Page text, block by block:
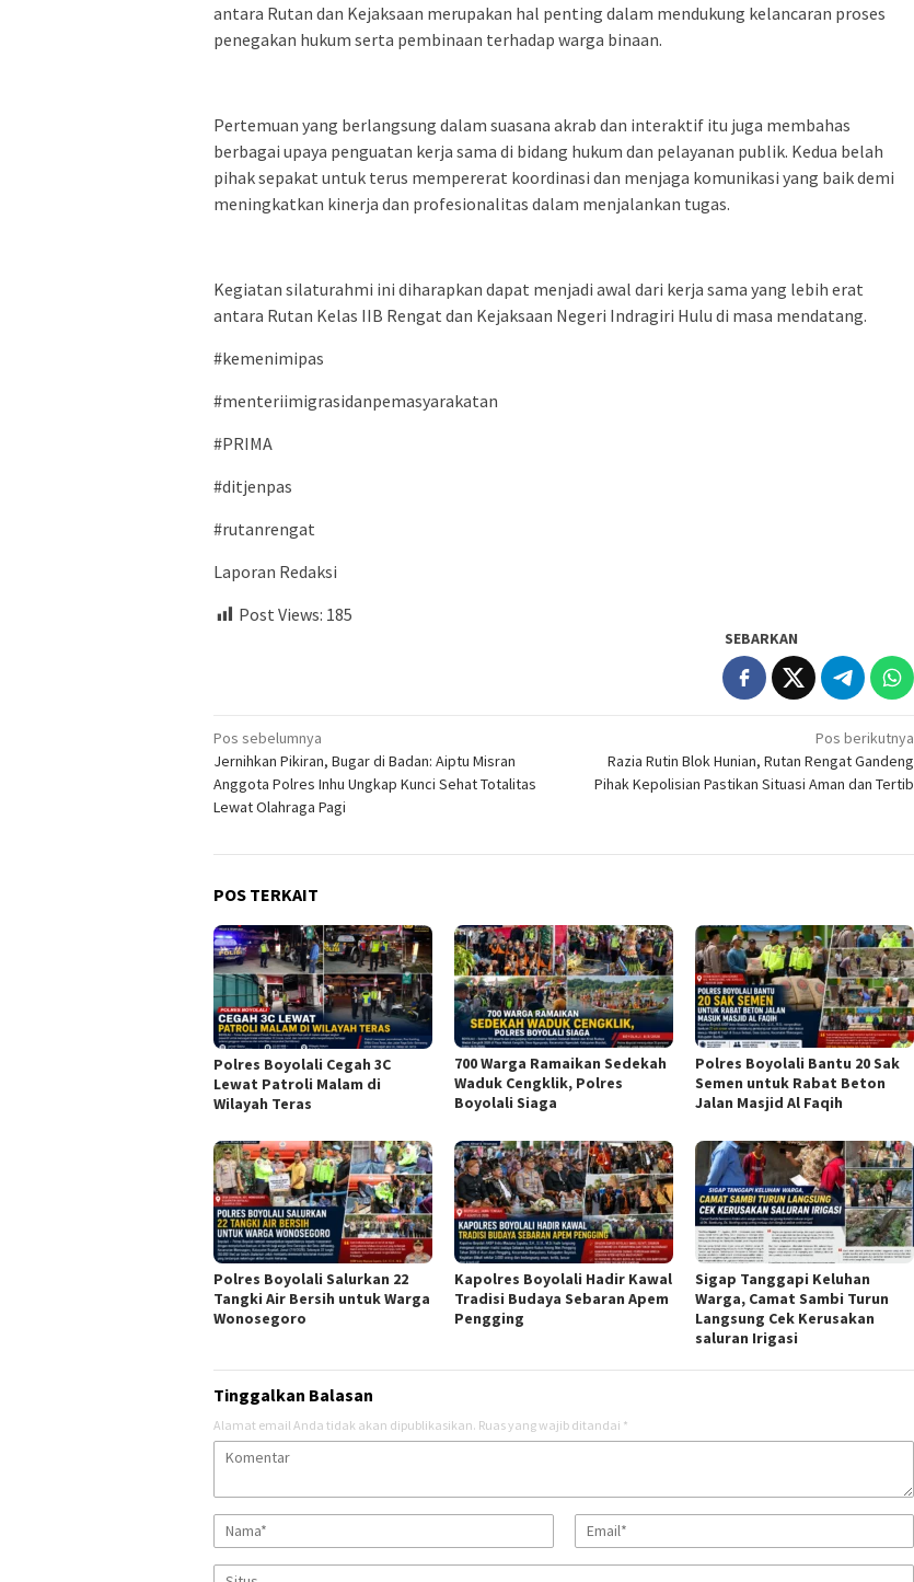
antara Rutan dan Kejaksaan merupakan hal penting dalam mendukung kelancaran proses
penegakan hukum serta pembinaan terhadap warga binaan.
Pertemuan yang berlangsung dalam suasana akrab dan interaktif itu juga membahas
berbagai upaya penguatan kerja sama di bidang hukum dan pelayanan publik. Kedua belah
pihak sepakat untuk terus mempererat koordinasi dan menjaga komunikasi yang baik demi
meningkatkan kinerja dan profesionalitas dalam menjalankan tugas.
Kegiatan silaturahmi ini diharapkan dapat menjadi awal dari kerja sama yang lebih erat
antara Rutan Kelas IIB Rengat dan Kejaksaan Negeri Indragiri Hulu di masa mendatang.
#kemenimipas
#menteriimigrasidanpemasyarakatan
#PRIMA
#ditjenpas
#rutanrengat
Laporan Redaksi
Post Views: 185
SEBARKAN
Navigasi
pos
Pos sebelumnya
Jernihkan Pikiran, Bugar di Badan: Aiptu Misran
Anggota Polres Inhu Ungkap Kunci Sehat Totalitas
Lewat Olahraga Pagi
Pos berikutnya
Razia Rutin Blok Hunian, Rutan Rengat Gandeng
Pihak Kepolisian Pastikan Situasi Aman dan Tertib
POS TERKAIT
Polres Boyolali Cegah 3C
Lewat Patroli Malam di
Wilayah Teras
700 Warga Ramaikan Sedekah
Waduk Cengklik, Polres
Boyolali Siaga
Polres Boyolali Bantu 20 Sak
Semen untuk Rabat Beton
Jalan Masjid Al Faqih
Polres Boyolali Salurkan 22
Tangki Air Bersih untuk Warga
Wonosegoro
Kapolres Boyolali Hadir Kawal
Tradisi Budaya Sebaran Apem
Pengging
Sigap Tanggapi Keluhan
Warga, Camat Sambi Turun
Langsung Cek Kerusakan
saluran Irigasi
Tinggalkan Balasan
Alamat email Anda tidak akan dipublikasikan. Ruas yang wajib ditandai *